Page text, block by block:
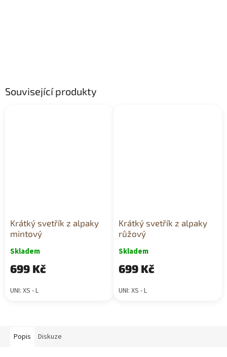
Související produkty
Krátký svetřík z alpaky
mintový
Skladem
699 Kč
UNI: XS - L
Krátký svetřík z alpaky
růžový
Skladem
699 Kč
UNI: XS - L
Popis Diskuze